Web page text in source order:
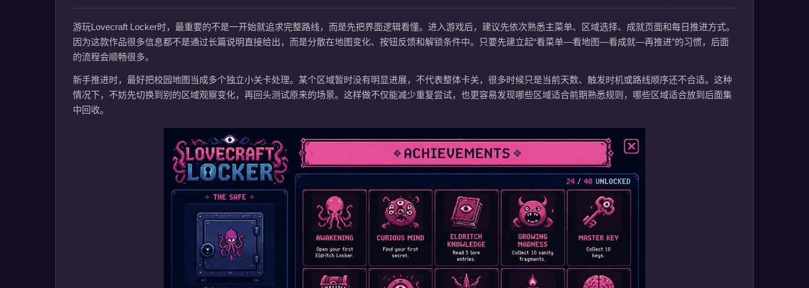
游玩Lovecraft Locker时，最重要的不是一开始就追求完整路线，而是先把界面逻辑看懂。进入游戏后，建议先依次熟悉主菜单、区域选择、成就页面和每日推进方式。
因为这款作品很多信息都不是通过长篇说明直接给出，而是分散在地图变化、按钮反馈和解锁条件中。只要先建立起“看菜单—看地图—看成就—再推进”的习惯，后面
的流程会顺畅很多。
新手推进时，最好把校园地图当成多个独立小关卡处理。某个区域暂时没有明显进展，不代表整体卡关，很多时候只是当前天数、触发时机或路线顺序还不合适。这种
情况下，不妨先切换到别的区域观察变化，再回头测试原来的场景。这样做不仅能减少重复尝试，也更容易发现哪些区域适合前期熟悉规则，哪些区域适合放到后面集
中回收。